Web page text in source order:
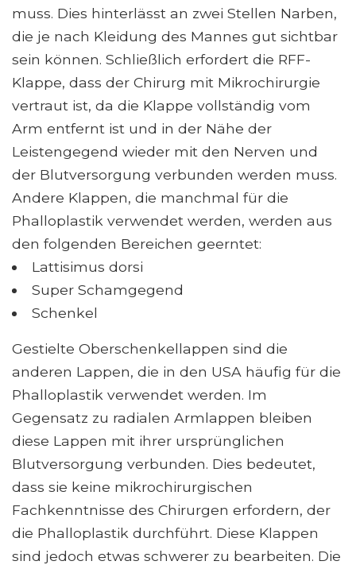
muss. Dies hinterlässt an zwei Stellen Narben,
die je nach Kleidung des Mannes gut sichtbar
sein können. Schließlich erfordert die RFF-
Klappe, dass der Chirurg mit Mikrochirurgie
vertraut ist, da die Klappe vollständig vom
Arm entfernt ist und in der Nähe der
Leistengegend wieder mit den Nerven und
der Blutversorgung verbunden werden muss.
Andere Klappen, die manchmal für die
Phalloplastik verwendet werden, werden aus
den folgenden Bereichen geerntet:
Lattisimus dorsi
Super Schamgegend
Schenkel
Gestielte Oberschenkellappen sind die
anderen Lappen, die in den USA häufig für die
Phalloplastik verwendet werden. Im
Gegensatz zu radialen Armlappen bleiben
diese Lappen mit ihrer ursprünglichen
Blutversorgung verbunden. Dies bedeutet,
dass sie keine mikrochirurgischen
Fachkenntnisse des Chirurgen erfordern, der
die Phalloplastik durchführt. Diese Klappen
sind jedoch etwas schwerer zu bearbeiten. Die